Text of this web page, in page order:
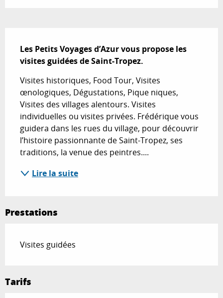
Les Petits Voyages d’Azur vous propose les
visites guidées de Saint-Tropez.
Visites historiques, Food Tour, Visites
œnologiques, Dégustations, Pique niques,
Visites des villages alentours. Visites
individuelles ou visites privées. Frédérique vous
guidera dans les rues du village, pour découvrir
l’histoire passionnante de Saint-Tropez, ses
traditions, la venue des peintres....
Lire la suite
Prestations
Visites guidées
Tarifs